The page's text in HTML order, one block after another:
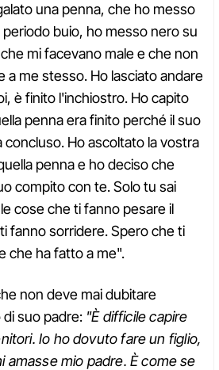
una penna, che ho messo
buio, ho messo nero su
mi facevano male e che non
a me stesso. Ho lasciato andare
è finito l'inchiostro. Ho capito
penna era finito perché il suo
Ho ascoltato la vostra
penna e ho deciso che
compito con te. Solo tu sai
cose che ti fanno pesare il
fanno sorridere. Spero che ti
che ha fatto a me".
non deve mai dubitare
suo padre: "È difficile capire
Io ho dovuto fare un figlio,
amasse mio padre. È come se